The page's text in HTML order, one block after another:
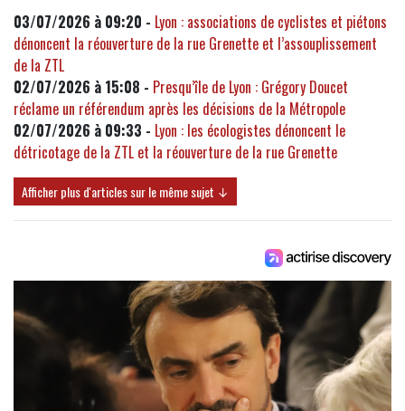
03/07/2026 à 09:20 - Lyon : associations de cyclistes et piétons
dénoncent la réouverture de la rue Grenette et l’assouplissement
de la ZTL
02/07/2026 à 15:08 - Presqu’île de Lyon : Grégory Doucet
réclame un référendum après les décisions de la Métropole
02/07/2026 à 09:33 - Lyon : les écologistes dénoncent le
détricotage de la ZTL et la réouverture de la rue Grenette
Afficher plus d'articles sur le même sujet ↓